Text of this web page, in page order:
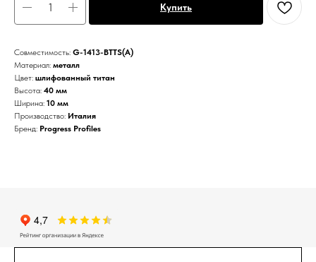
Купить
Совместимость: G-1413-BTTS(А)
Материал: металл
Цвет: шлифованный титан
Высота: 40 мм
Ширина: 10 мм
Производство: Италия
Бренд: Progress Profiles